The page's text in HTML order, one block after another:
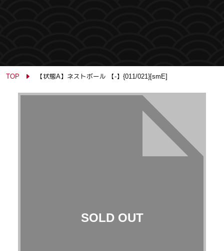
TOP 【状態A】ネストボール 【-】{011/021}[smE]